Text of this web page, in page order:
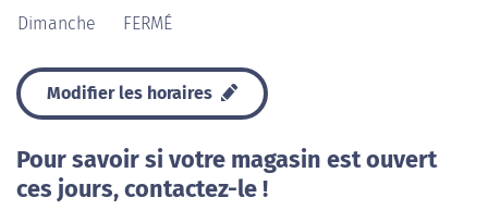
Dimanche
FERMÉ
Modifier les horaires
Pour savoir si votre magasin est ouvert
ces jours, contactez-le !